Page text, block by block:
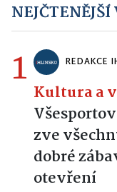
1 REDAKCE
Kultura a
zve
dobré
otevření